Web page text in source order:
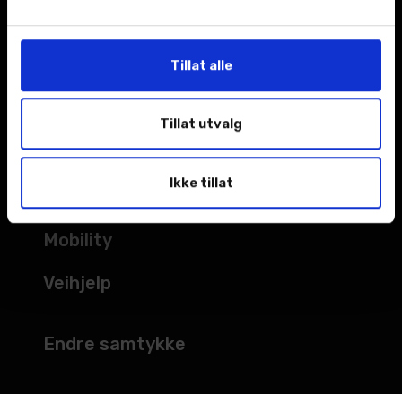
Tillat alle
Tillat utvalg
Ikke tillat
Verksted
Mobility
Veihjelp
Endre samtykke